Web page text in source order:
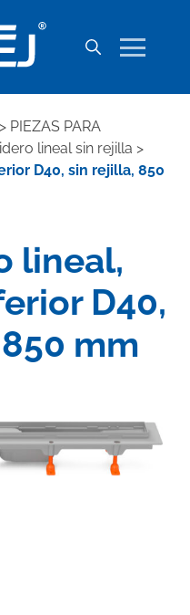
> PIEZAS PARA
lineal sin rejilla >
D40, sin rejilla, 850
lineal,
D40,
mm